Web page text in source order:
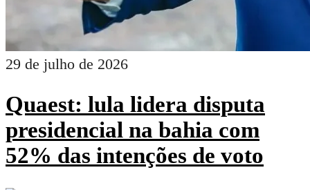
29 de julho de 2026
Quaest: lula lidera disputa
presidencial na bahia com
52% das intenções de voto